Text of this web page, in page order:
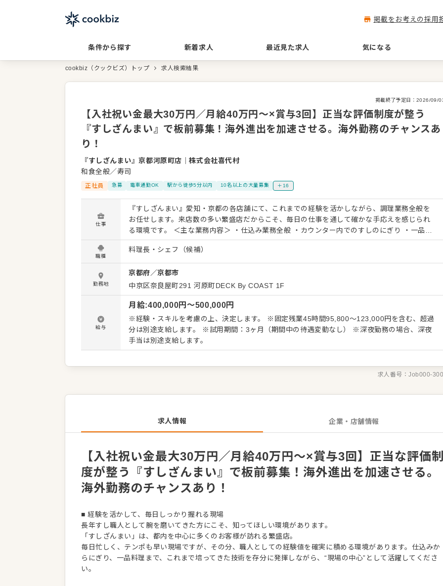
掲載をお考えの採用
条件から探す 新着求人 最近見た求人 気になる
cookbiz（クックビズ）トップ 求人検索結果
掲載終了予定日： 2026/09/
【入社祝い金最大30万円／月給40万円〜×賞与3回】正当な評価制度が整う
『すしざんまい』で板前募集！海外進出を加速させる。海外勤務のチャンスあ
り！
『すしざんまい』京都河原町店 ｜株式会社喜代村
和食全般／寿司
正社員 急募 電車通勤OK 駅から徒歩5分以内 10名以上の大量募集 ＋16
仕事
『すしざんまい』愛知・京都の各店舗にて、これまでの経験を活かしながら、調理業務全般を
お任せします。来店数の多い繁盛店だからこそ、毎日の仕事を通して確かな手応えを感じられ
る環境です。 ＜主な業務内容＞ ・仕込み業務全般 ・カウンター内でのすしのにぎり ・一品料
理の調理 ・営業中の調理、現場対応 経験や技術レベルに応じて、入社後は早い段階からカウン
ターに立っていただく想定です。毎日多くのお客様に向き合いながら、スピード感を持って仕
事に取り組むため、自然と現場対応力や技術の幅も広がっていきます。 また、評価はにぎりや
仕込みといった技術力だけでなく、周囲との連携や後輩への向き合い方なども含めて総合的に
判断。現場を支える存在としての姿勢も、しっかりと見ています。 経験を活かし、現場の中心
として長く活躍したい方にふさわしいポジションです。
職種
料理長・シェフ（候補）
勤務地
京都府／京都市
中京区奈良屋町291 河原町DECK By COAST 1F
給与
月給:400,000円〜500,000円
※経験・スキルを考慮の上、決定します。 ※固定残業45時間95,800～123,000円を含む、超過
分は別途支給します。 ※試用期間：3ヶ月（期間中の待遇変動なし） ※深夜勤務の場合、深夜
手当は別途支給します。
求人番号：Job000-
求人情報 企業・店舗情報
【入社祝い金最大30万円／月給40万円〜×賞与3回】正当な評価
度が整う『すしざんまい』で板前募集！海外進出を加速させる。
海外勤務のチャンスあり！
■ 経験を活かして、毎日しっかり握れる現場
長年すし職人として腕を磨いてきた方にこそ、知ってほしい環境があります。
「すしざんまい」は、都内を中心に多くのお客様が訪れる繁盛店。
毎日忙しく、テンポも早い現場ですが、その分、職人としての経験値を確実に積める環境があります。仕込みか
らにぎり、一品料理まで、これまで培ってきた技術を存分に発揮しながら、“現場の中心”として活躍してくださ
い。